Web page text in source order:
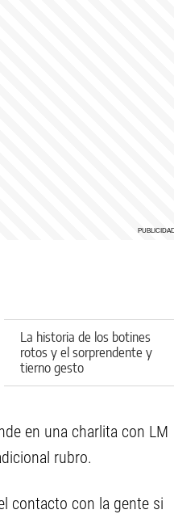
La historia de los botines
rotos y el sorprendente y
tierno gesto
en una charlita con LM
rubro.
contacto con la gente si